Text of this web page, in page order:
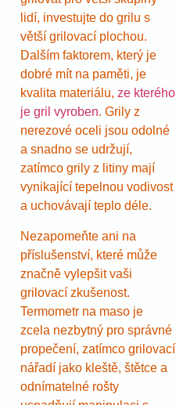
lidí, investujte do grilu s
větší grilovací plochou.
Dalším faktorem, který je
dobré mít na paměti, je
kvalita materiálu, ze kterého
je gril vyroben. Grily z
nerezové oceli jsou odolné
a snadno se udržují,
zatímco grily z litiny mají
vynikající tepelnou vodivost
a uchovávají teplo déle.
Nezapomeňte ani na
příslušenství, které může
značně vylepšit vaši
grilovací zkušenost.
Termometr na maso je
zcela nezbytný pro správné
propečení, zatímco grilovací
nářadí jako kleště, štětce a
odnímatelné rošty